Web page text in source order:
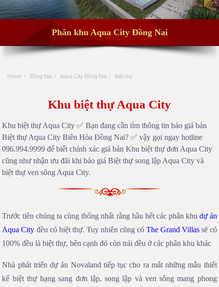
Phân khu Aqua City Đồng Nai
Home › Đồng Nai › Aqua City Đồng Nai › Biệt thự
Khu biệt thự Aqua City
Khu biệt thự Aqua City ✅ Bạn đang cần tìm thông tin báo giá bán
Biệt thự Aqua City Biên Hòa Đồng Nai? ✅ vậy gọi ngay hotline
096.994.9999 để biết chính xác giá bán Khu biệt thự đơn Aqua City
cũng như nhận ưu đãi khi báo giá Biệt thự song lập Aqua City và
biệt thự ven sông Aqua City.
Trước tiên chúng ta cùng thống nhất rằng hầu hết các phân khu dự án
Aqua City đều có biệt thự. Tuy nhiên cũng có The Grand Villassẽ có
100% đều là biệt thự, bên cạnh đó còn trải đều ở các phân khu khác
Nhà phát triển dự án Novaland tiếp tục cho ra mắt những mẫu thiết
kế biệt thự hạng sang đơn lập, song lập và ven sông mang phong